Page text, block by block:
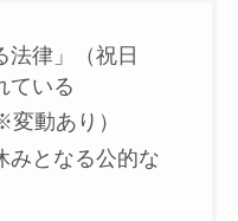
法律」（祝日
ている
動あり）
みとなる公的な